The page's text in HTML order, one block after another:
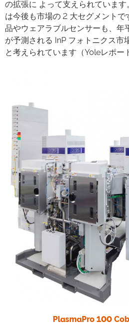
の拡張に よって支えられていま
は今後も市場の 2 大セグメントで
品やウェアラブルセンサーも、年
が予測される InP フォトニクス市
と考えられています（Yoleレポー
PlasmaPro 100